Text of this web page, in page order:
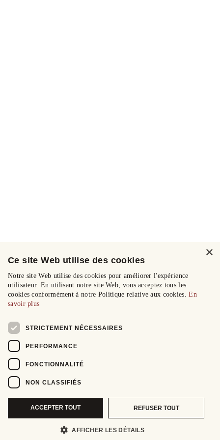
×
Ce site Web utilise des cookies
Notre site Web utilise des cookies pour améliorer l'expérience
utilisateur. En utilisant notre site Web, vous acceptez tous les
cookies conformément à notre Politique relative aux cookies.En
savoir plus
STRICTEMENT NÉCESSAIRES
PERFORMANCE
FONCTIONNALITÉ
NON CLASSIFIÉS
ACCEPTER TOUT REFUSER TOUT
AFFICHER LES DÉTAILS